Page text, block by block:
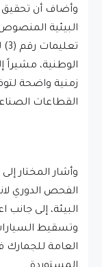
وأضاف أن تحقيق
البيئية المنصوص
الوطنية، مشيراً
زمنية واضحة
القطاعات
وأشار المختار
الفحص الدوري
البيئة، إلى
وتسقيط
العامة